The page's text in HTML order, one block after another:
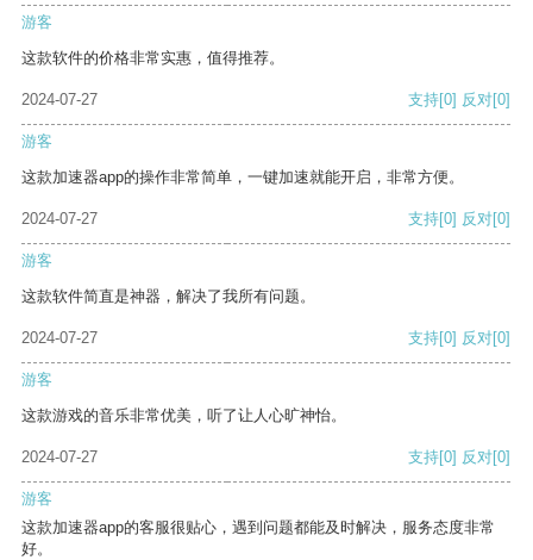
游客
这款软件的价格非常实惠，值得推荐。
2024-07-27 支持[0] 反对[0]
游客
这款加速器app的操作非常简单，一键加速就能开启，非常方便。
2024-07-27 支持[0] 反对[0]
游客
这款软件简直是神器，解决了我所有问题。
2024-07-27 支持[0] 反对[0]
游客
这款游戏的音乐非常优美，听了让人心旷神怡。
2024-07-27 支持[0] 反对[0]
游客
这款加速器app的客服很贴心，遇到问题都能及时解决，服务态度非常
好。